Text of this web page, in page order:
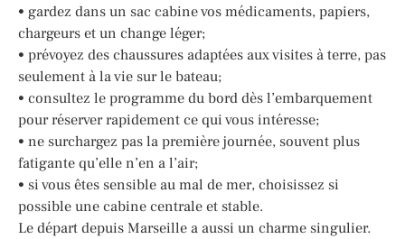
• gardez dans un sac cabine vos médicaments, papiers,
chargeurs et un change léger;
• prévoyez des chaussures adaptées aux visites à terre, pas
seulement à la vie sur le bateau;
• consultez le programme du bord dès l’embarquement
pour réserver rapidement ce qui vous intéresse;
• ne surchargez pas la première journée, souvent plus
fatigante qu’elle n’en a l’air;
• si vous êtes sensible au mal de mer, choisissez si
possible une cabine centrale et stable.
Le départ depuis Marseille a aussi un charme singulier.